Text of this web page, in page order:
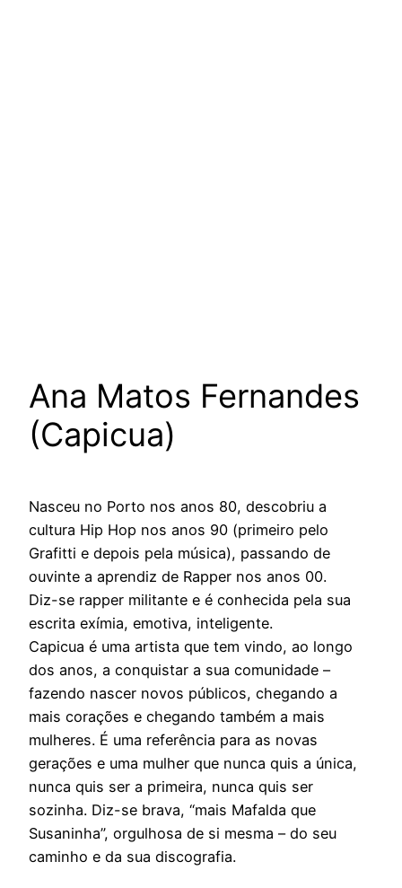
Ana Matos Fernandes
(Capicua)
Nasceu no Porto nos anos 80, descobriu a
cultura Hip Hop nos anos 90 (primeiro pelo
Grafitti e depois pela música), passando de
ouvinte a aprendiz de Rapper nos anos 00.
Diz-se rapper militante e é conhecida pela sua
escrita exímia, emotiva, inteligente.
Capicua é uma artista que tem vindo, ao longo
dos anos, a conquistar a sua comunidade –
fazendo nascer novos públicos, chegando a
mais corações e chegando também a mais
mulheres. É uma referência para as novas
gerações e uma mulher que nunca quis a única,
nunca quis ser a primeira, nunca quis ser
sozinha. Diz-se brava, “mais Mafalda que
Susaninha”, orgulhosa de si mesma – do seu
caminho e da sua discografia.